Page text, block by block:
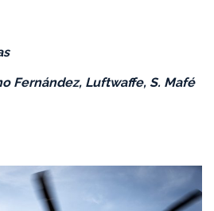
Fernández, Luftwaffe, S. Mafé